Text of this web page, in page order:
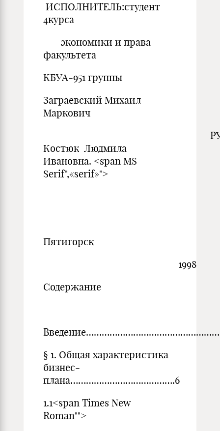
ИСПОЛНИТЕЛЬ:студент
4курса
экономики и права
факультета
КБУА-951 группы
Заграевский Михаил
Маркович
Костюк Людмила
Ивановна. <span MS
Serif",«serif»">
Пятигорск
1998
Содержание
§ 1. Общая характеристика
бизнес-
плана………………………………….6
1.1<span Times New
Roman"">